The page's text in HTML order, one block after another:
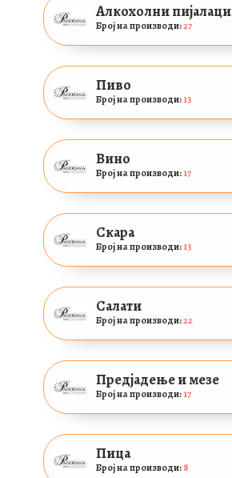
Алкохолни пијалаци
Број на производи:27
Пиво
Број на производи:13
Вино
Број на производи:17
Скара
Број на производи:13
Салати
Број на производи:22
Предјадење и мезе
Број на производи:17
Пица
Број на производи:8